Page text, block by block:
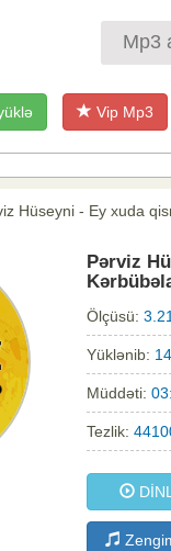
Vip Mp3
Hüseyni - Ey xuda
Pərviz
Ölçüsü:
Yüklənib:
Müddəti:
Tezlik: